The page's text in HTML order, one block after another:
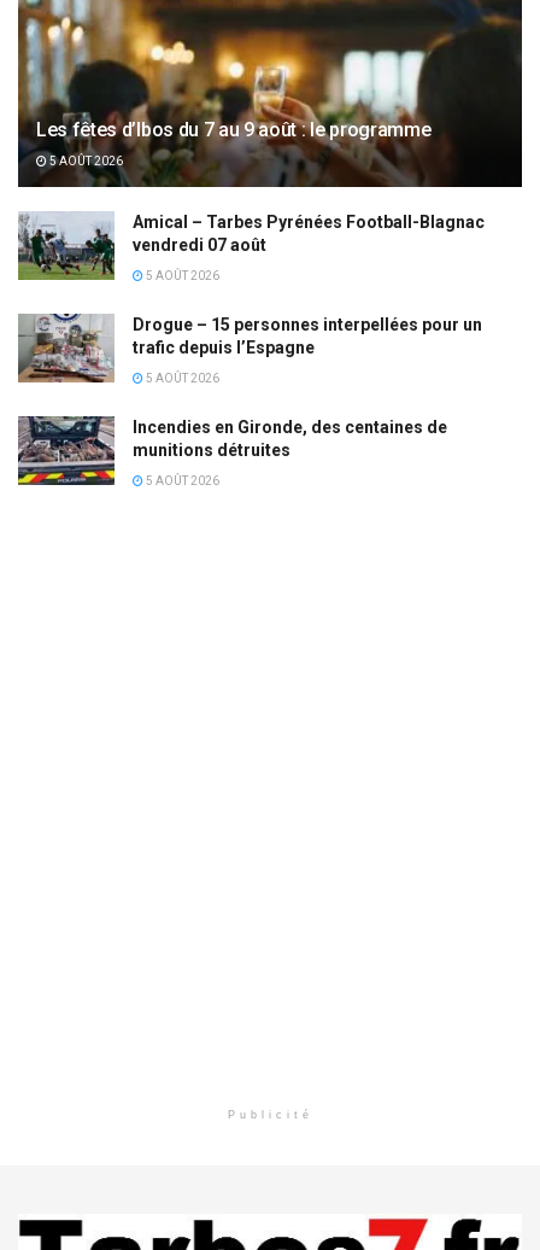
Les fêtes d’Ibos du 7 au 9 août : le programme
5 AOÛT 2026
Amical – Tarbes Pyrénées Football-Blagnac
vendredi 07 août
5 AOÛT 2026
Drogue – 15 personnes interpellées pour un
trafic depuis l’Espagne
5 AOÛT 2026
Incendies en Gironde, des centaines de
munitions détruites
5 AOÛT 2026
Publicité